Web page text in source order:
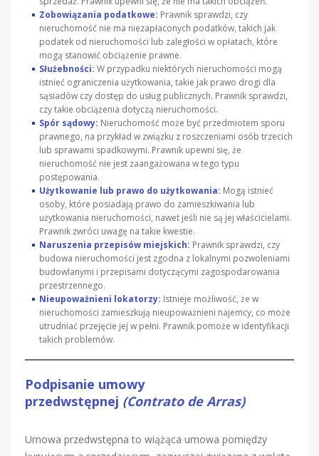
Zobowiązania podatkowe: Prawnik sprawdzi, czy
nieruchomość nie ma niezapłaconych podatków, takich jak
podatek od nieruchomości lub zaległości w opłatach, które
mogą stanowić obciążenie prawne.
Służebności: W przypadku niektórych nieruchomości mogą
istnieć ograniczenia użytkowania, takie jak prawo drogi dla
sąsiadów czy dostęp do usług publicznych. Prawnik sprawdzi,
czy takie obciążenia dotyczą nieruchomości.
Spór sądowy: Nieruchomość może być przedmiotem sporu
prawnego, na przykład w związku z roszczeniami osób trzecich
lub sprawami spadkowymi. Prawnik upewni się, że
nieruchomość nie jest zaangażowana w tego typu
postępowania.
Użytkowanie lub prawo do użytkowania: Mogą istnieć
osoby, które posiadają prawo do zamieszkiwania lub
użytkowania nieruchomości, nawet jeśli nie są jej właścicielami.
Prawnik zwróci uwagę na takie kwestie.
Naruszenia przepisów miejskich: Prawnik sprawdzi, czy
budowa nieruchomości jest zgodna z lokalnymi pozwoleniami
budowlanymi i przepisami dotyczącymi zagospodarowania
przestrzennego.
Nieupoważnieni lokatorzy: Istnieje możliwość, że w
nieruchomości zamieszkują nieupoważnieni najemcy, co może
utrudniać przejęcie jej w pełni. Prawnik pomoże w identyfikacji
takich problemów.
Podpisanie umowy
przedwstępnej (Contrato de Arras)
Umowa przedwstępna to wiążąca umowa pomiędzy